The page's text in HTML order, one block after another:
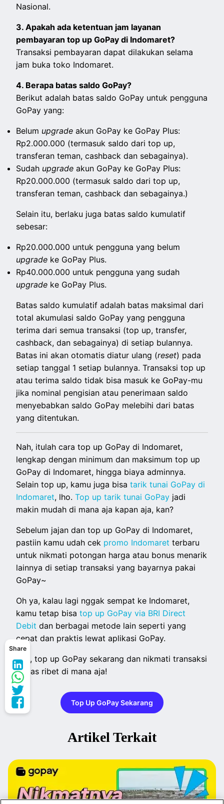
Share
Nasional.
3. Apakah ada ketentuan jam layanan
pembayaran top up GoPay di Indomaret?
Transaksi pembayaran dapat dilakukan selama
jam buka toko Indomaret.
4. Berapa batas saldo GoPay?
Berikut adalah batas saldo GoPay untuk pengguna
GoPay yang:
Belum upgradeakun GoPay ke GoPay Plus:
Rp2.000.000 (termasuk saldo dari top up,
transferan teman, cashback dan sebagainya).
Sudah upgradeakun GoPay ke GoPay Plus:
Rp20.000.000 (termasuk saldo dari top up,
transferan teman, cashback dan sebagainya.)
Selain itu, berlaku juga batas saldo kumulatif
sebesar:
Rp20.000.000 untuk pengguna yang belum
upgrade ke GoPay Plus.
Rp40.000.000 untuk pengguna yang sudah
upgrade ke GoPay Plus.
Batas saldo kumulatif adalah batas maksimal dari
total akumulasi saldo GoPay yang pengguna
terima dari semua transaksi (top up, transfer,
cashback, dan sebagainya) di setiap bulannya.
Batas ini akan otomatis diatur ulang (reset) pada
setiap tanggal 1 setiap bulannya. Transaksi top up
atau terima saldo tidak bisa masuk ke GoPay-mu
jika nominal pengisian atau penerimaan saldo
menyebabkan saldo GoPay melebihi dari batas
yang ditentukan.
Nah, itulah cara top up GoPay di Indomaret,
lengkap dengan minimum dan maksimum top up
GoPay di Indomaret, hingga biaya adminnya.
Selain top up, kamu juga bisatarik tunai GoPay di
Indomaret, lho.Top up tarik tunai GoPay jadi
makin mudah di mana aja kapan aja, kan?
Sebelum jajan dan top up GoPay di Indomaret,
pastiin kamu udah cek promo Indomaret terbaru
untuk nikmati potongan harga atau bonus menarik
lainnya di setiap transaksi yang bayarnya pakai
GoPay~
Oh ya, kalau lagi nggak sempat ke Indomaret,
kamu tetap bisatop up GoPay via BRI Direct
Debit dan berbagai metode lain seperti yang
cepat dan praktis lewat aplikasi GoPay.
Yuk, top up GoPay sekarang dan nikmati transaksi
bebas ribet di mana aja!
Top Up GoPay Sekarang
Artikel Terkait